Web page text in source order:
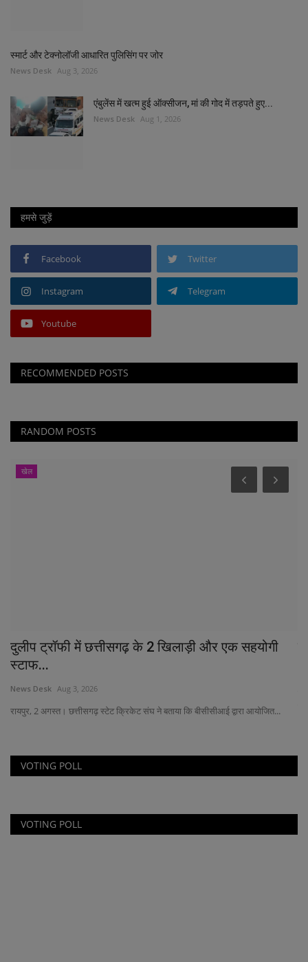
स्मार्ट और टेक्नोलॉजी आधारित पुलिसिंग पर जोर
News Desk Aug 3, 2026
एंबुलेंस में खत्म हुई ऑक्सीजन, मां की गोद में तड़पते हुए...
News Desk Aug 1, 2026
हमसे जुड़ें
Facebook Twitter
Instagram Telegram
Youtube
RECOMMENDED POSTS
RANDOM POSTS
खेल
दुलीप ट्रॉफी में छत्तीसगढ़ के 2 खिलाड़ी और एक सहयोगी
स्टाफ...
News Desk Aug 3, 2026
रायपुर, 2 अगस्त। छत्तीसगढ़ स्टेट क्रिकेट संघ ने बताया कि बीसीसीआई द्वारा आयोजित...
VOTING POLL
VOTING POLL